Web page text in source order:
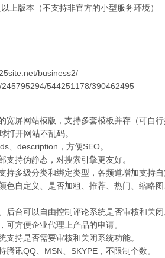
上版本（不支持非官方的小型服务环境）
business2/
544251178/390462495
宽屏网站模版，支持多套模板并存（可自
打开网站不乱码。
、description，方便SEO。
支持伪静态，对搜索引擎更友好。
持多级分类和绑定类型，各频道增加支持
色自定义、是否加粗、推荐、热门、缩略
后台可以自由控制评论系统是否审核和关
可方便企业代理上产品的申请。
支持是否需要审核和关闭系统功能。
腾讯QQ、MSN、SKYPE，不限制个数。